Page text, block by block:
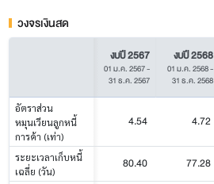
วงจรเงินสด
งบปี 2567
01 ม.ค. 2567-
31 ธ.ค. 2567
งบปี 2568
01 ม.ค. 2568-
31 ธ.ค. 2568
อัตราส่วน
หมุนเวียนลูกหนี้
การค้า (เท่า)
4.54 4.72
ระยะเวลาเก็บหนี้
เฉลี่ย (วัน)
80.40 77.28